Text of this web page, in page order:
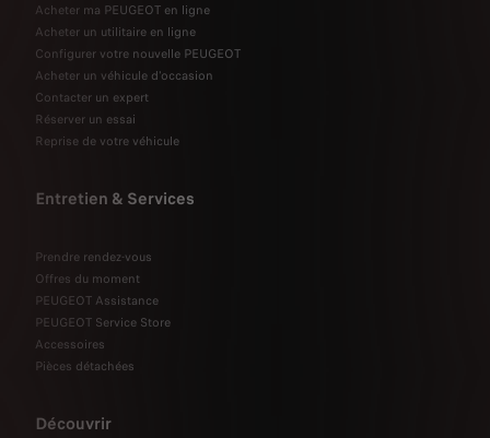
Acheter ma PEUGEOT en ligne
Acheter un utilitaire en ligne
Configurer votre nouvelle PEUGEOT
Acheter un véhicule d'occasion
Contacter un expert
Réserver un essai
Reprise de votre véhicule
Entretien & Services
Prendre rendez-vous
Offres du moment
PEUGEOT Assistance
PEUGEOT Service Store
Accessoires
Pièces détachées
Découvrir